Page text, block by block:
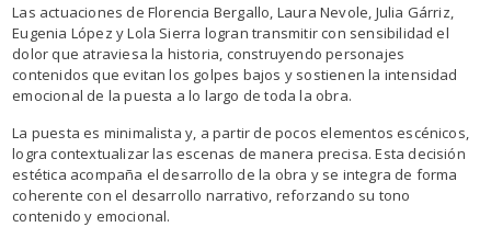
Las actuaciones de Florencia Bergallo, Laura Nevole, Julia Gárriz,
Eugenia López y Lola Sierra logran transmitir con sensibilidad el
dolor que atraviesa la historia, construyendo personajes
contenidos que evitan los golpes bajos y sostienen la intensidad
emocional de la puesta a lo largo de toda la obra.
La puesta es minimalista y, a partir de pocos elementos escénicos,
logra contextualizar las escenas de manera precisa. Esta decisión
estética acompaña el desarrollo de la obra y se integra de forma
coherente con el desarrollo narrativo, reforzando su tono
contenido y emocional.